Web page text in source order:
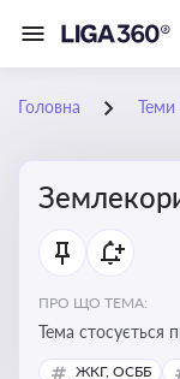
Головна Теми
ПРО ЩО ТЕМА:
Тема стосується
землею, зокрема
ЖКГ, ОСББ